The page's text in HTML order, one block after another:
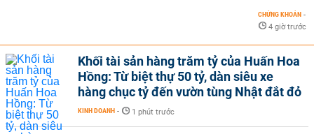
CHỨNG KHOÁN -
4 giờ trước
Khối tài sản hàng trăm tỷ của Huấn Hoa
Hồng: Từ biệt thự 50 tỷ, dàn siêu xe
hàng chục tỷ đến vườn tùng Nhật đắt đỏ
KINH DOANH - 1 phút trước